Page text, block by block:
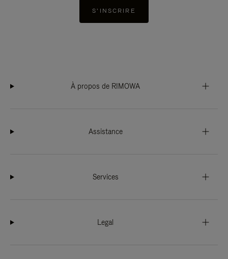
S'INSCRIRE
À propos de RIMOWA
Assistance
Services
Legal